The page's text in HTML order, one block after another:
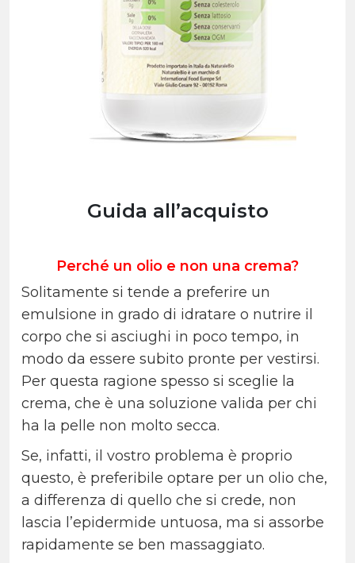
Guida all’acquisto
Perché un olio e non una crema?
Solitamente si tende a preferire un
emulsione in grado di idratare o nutrire il
corpo che si asciughi in poco tempo, in
modo da essere subito pronte per vestirsi.
Per questa ragione spesso si sceglie la
crema, che è una soluzione valida per chi
ha la pelle non molto secca.
Se, infatti, il vostro problema è proprio
questo, è preferibile optare per un olio che,
a differenza di quello che si crede, non
lascia l’epidermide untuosa, ma si assorbe
rapidamente se ben massaggiato.